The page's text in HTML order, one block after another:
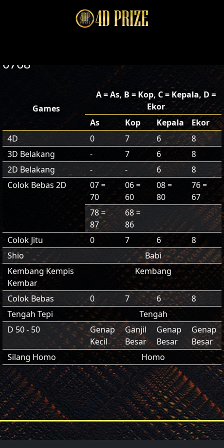
0768
Games
A = As, B = Kop, C = Kepala, D =
Ekor
As
Kop Kepala
Ekor
4D
0 7 6
8
3D Belakang
- 7 6
8
2D Belakang
- - 6
8
Colok Bebas 2D
07 =
70
06 =
60
08 =
80
76 =
67
78 =
87
68 =
86
Colok Jitu
0 7 6
8
Shio
Babi
Kembang Kempis
Kembar
Kembang
Colok Bebas 0 7 6
8
Tengah Tepi
Tengah
D 50 - 50
Genap
Kecil
Ganjil
Besar
Genap
Besar
Genap
Besar
Silang Homo
Homo